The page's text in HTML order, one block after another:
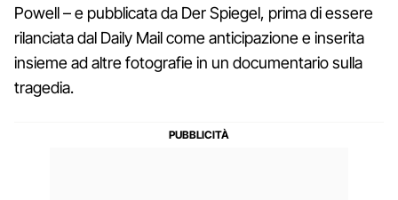
Powell – e pubblicata da Der Spiegel, prima di essere
rilanciata dal Daily Mail come anticipazione e inserita
insieme ad altre fotografie in un documentario sulla
tragedia.